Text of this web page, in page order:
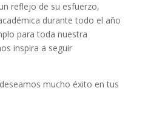
reflejo de su esfuerzo,
durante todo el año
para toda nuestra
inspira a seguir
mucho éxito en tus